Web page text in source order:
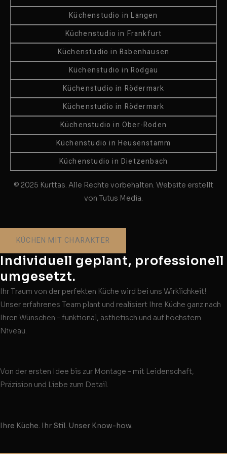
Küchenstudio in Langen
Küchenstudio in Frankfurt
Küchenstudio in Babenhausen
Küchenstudio in Rodgau
Küchenstudio in Rödermark
Küchenstudio in Rödermark
Küchenstudio in Ober-Roden
Küchenstudio in Heusenstamm
Küchenstudio in Dietzenbach
© 2025 Kurttas. Alle Rechte vorbehalten. Website erstellt
von Tutus Media.
KÜCHEN MIT CHARAKTER
Individuell geplant, professionell
umgesetzt.
Ihr Traum von der perfekten Küche wird bei uns Wirklichkeit!
Unser erfahrenes Team plant und realisiert Ihre Küche ganz nach
Ihren Wünschen – funktional, ästhetisch und auf höchstem
Niveau.
Von der ersten Idee bis zur Montage – mit Leidenschaft,
Präzision und Liebe zum Detail.
Ihre Küche. Ihr Stil. Unser Know-how.